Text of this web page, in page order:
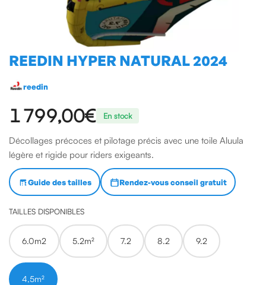
REEDIN HYPER NATURAL 2024
reedin
1 799,00€ En stock
Décollages précoces et pilotage précis avec une toile Aluula
légère et rigide pour riders exigeants.
Guide des tailles Rendez-vous conseil gratuit
TAILLES DISPONIBLES
6.0m2 5.2m² 7.2 8.2 9.2
4,5m²